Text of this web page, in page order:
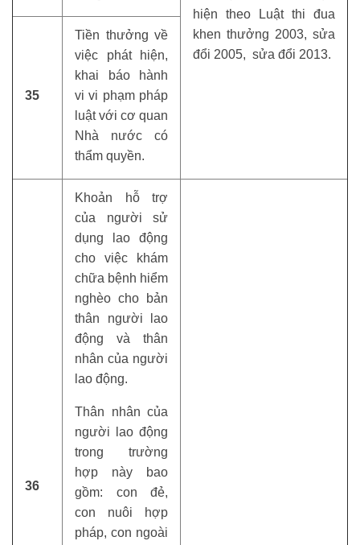
hiện theo Luật thi đua
khen thưởng 2003, sửa
đổi 2005, sửa đổi 2013.
35
Tiền thưởng về
việc phát hiện,
khai báo hành
vi vi phạm pháp
luật với cơ quan
Nhà nước có
thẩm quyền.
36
Khoản hỗ trợ
của người sử
dụng lao động
cho việc khám
chữa bệnh hiểm
nghèo cho bản
thân người lao
động và thân
nhân của người
lao động.
Thân nhân của
người lao động
trong trường
hợp này bao
gồm: con đẻ,
con nuôi hợp
pháp, con ngoài